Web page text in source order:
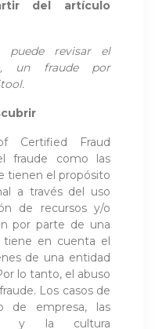
del artículo
puede revisar el
un fraude por
Certified Fraud
fraude como las
tienen el propósito
a través del uso
de recursos y/o
por parte de una
tiene en cuenta el
de una entidad
lo tanto, el abuso
Los casos de
de empresa, las
y la cultura